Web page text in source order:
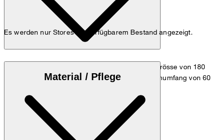
Es werden nur Stores mit verfügbarem Bestand angezeigt.
Das Model trägt die Grösse 36 bei einer Körpergrösse von 180
cm, einem Brustumfang von 83 cm, einem Taillenumfang von 60
Maßtabelle
Material / Pflege